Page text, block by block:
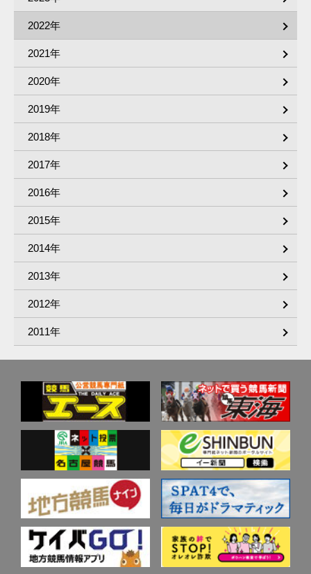
2022年
2021年
2020年
2019年
2018年
2017年
2016年
2015年
2014年
2013年
2012年
2011年